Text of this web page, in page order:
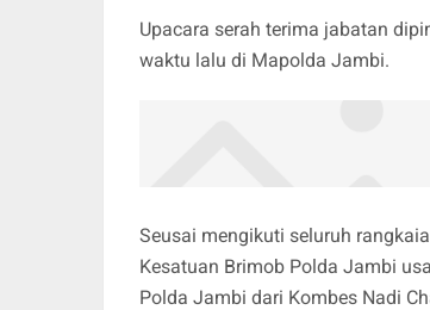
Upacara serah terima jabatan
waktu lalu di Mapolda Jambi.
Seusai mengikuti seluruh
Kesatuan Brimob Polda Jambi
Polda Jambi dari Kombes Nadi